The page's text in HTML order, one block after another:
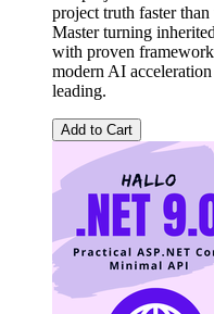
project truth faster
Master turning
with proven
modern AI
leading.
Add to Cart